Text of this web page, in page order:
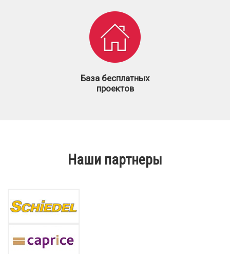
База бесплатных
проектов
Наши партнеры